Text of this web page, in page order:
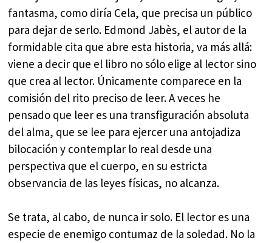
fantasma, como diría Cela, que precisa un público
para dejar de serlo. Edmond Jabès, el autor de la
formidable cita que abre esta historia, va más allá:
viene a decir que el libro no sólo elige al lector sino
que crea al lector. Únicamente comparece en la
comisión del rito preciso de leer. A veces he
pensado que leer es una transfiguración absoluta
del alma, que se lee para ejercer una antojadiza
bilocación y contemplar lo real desde una
perspectiva que el cuerpo, en su estricta
observancia de las leyes físicas, no alcanza.
Se trata, al cabo, de nunca ir solo. El lector es una
especie de enemigo contumaz de la soledad. No la